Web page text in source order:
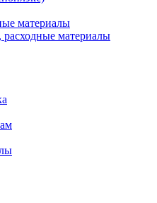
материалы
материалы